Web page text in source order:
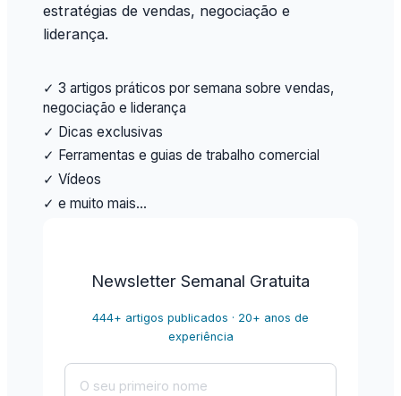
estratégias de vendas, negociação e
liderança.
✓ 3 artigos práticos por semana sobre vendas,
negociação e liderança
✓ Dicas exclusivas
✓ Ferramentas e guias de trabalho comercial
✓ Vídeos
✓ e muito mais…
Newsletter Semanal Gratuita
444+ artigos publicados · 20+ anos de
experiência